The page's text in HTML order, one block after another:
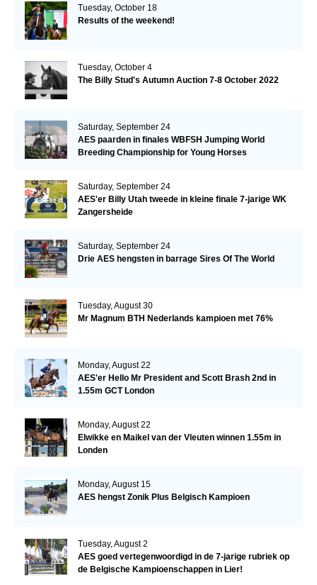
Tuesday, October 18
Results of the weekend!
Tuesday, October 4
The Billy Stud's Autumn Auction 7-8 October 2022
Saturday, September 24
AES paarden in finales WBFSH Jumping World
Breeding Championship for Young Horses
Saturday, September 24
AES'er Billy Utah tweede in kleine finale 7-jarige WK
Zangersheide
Saturday, September 24
Drie AES hengsten in barrage Sires Of The World
Tuesday, August 30
Mr Magnum BTH Nederlands kampioen met 76%
Monday, August 22
AES'er Hello Mr President and Scott Brash 2nd in
1.55m GCT London
Monday, August 22
Elwikke en Maikel van der Vleuten winnen 1.55m in
Londen
Monday, August 15
AES hengst Zonik Plus Belgisch Kampioen
Tuesday, August 2
AES goed vertegenwoordigd in de 7-jarige rubriek op
de Belgische Kampioenschappen in Lier!